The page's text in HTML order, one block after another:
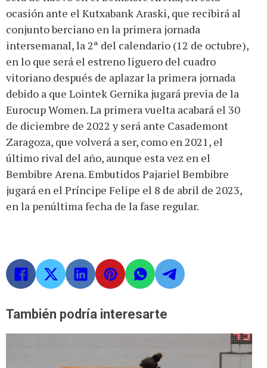
ocasión ante el Kutxabank Araski, que recibirá al
conjunto berciano en la primera jornada
intersemanal, la 2ª del calendario (12 de octubre),
en lo que será el estreno liguero del cuadro
vitoriano después de aplazar la primera jornada
debido a que Lointek Gernika jugará previa de la
Eurocup Women. La primera vuelta acabará el 30
de diciembre de 2022 y será ante Casademont
Zaragoza, que volverá a ser, como en 2021, el
último rival del año, aunque esta vez en el
Bembibre Arena. Embutidos Pajariel Bembibre
jugará en el Príncipe Felipe el 8 de abril de 2023,
en la penúltima fecha de la fase regular.
También podría interesarte